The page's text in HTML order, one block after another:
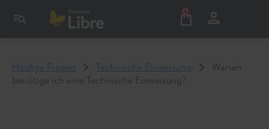
0
Häufige Fragen Technische Einweisung
Warum
benötige ich eine Technische Einweisung?